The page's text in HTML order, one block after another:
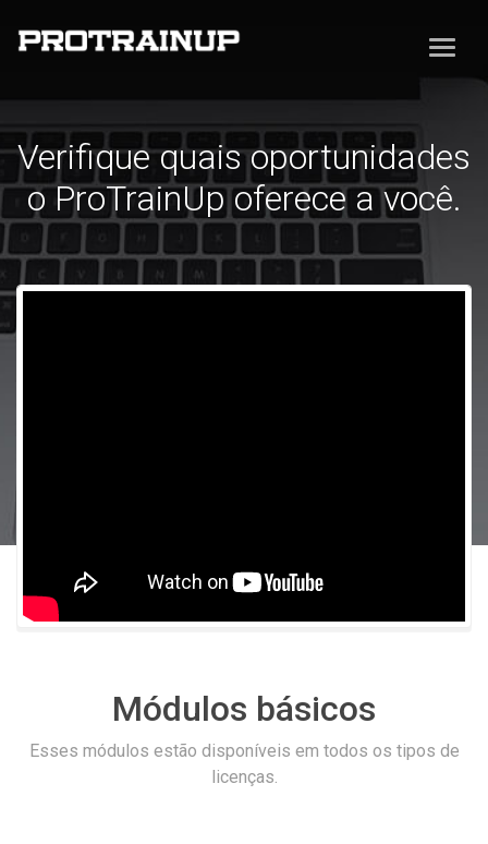
Verifique quais oportunidades
o ProTrainUp oferece a você.
Módulos básicos
Esses módulos estão disponíveis em todos os tipos de
licenças.